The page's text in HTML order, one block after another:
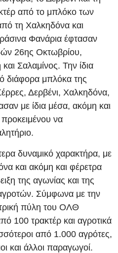
από το μπλόκο των
τη Χαλκηδόνα και
Φανάρια έφτασαν
26ης Οκτωβρίου,
Σαλαμίνος. Την ίδια
διάφορα μπλόκα της
Δερβένι, Χαλκηδόνα,
με ίδια μέσα, ακόμη και
να
δυναμικό χαρακτήρα, με
και ακόμη και φέρετρα
της αγωνίας και της
Σύμφωνα με την
πύλη του ΟΛΘ
100 τρακτέρ και αγροτικά
από 1.000 αγρότες,
και άλλοι παραγωγοί.